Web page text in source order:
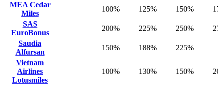
MEA Cedar
Miles
100% 125% 150%
SAS
EuroBonus
200% 225% 250%
Saudia
Alfursan
150% 188%
225%
Vietnam
Airlines
Lotusmiles
100% 130% 150%